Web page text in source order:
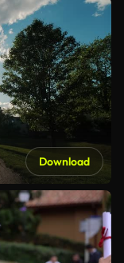
Download